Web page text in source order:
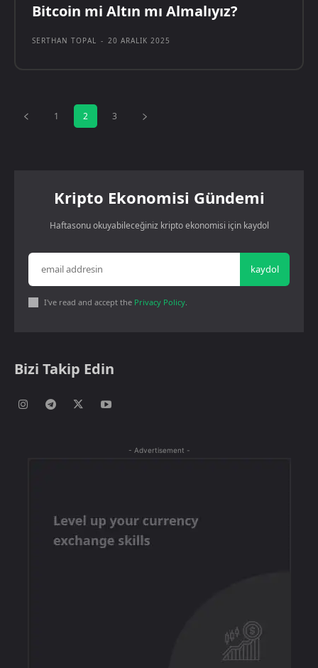
Bitcoin mi Altın mı Almalıyız?
SERTHAN TOPAL - 20 ARALIK 2025
1 2 3
Kripto Ekonomisi Gündemi
Haftasonu okuyabileceğiniz kripto ekonomisi için kaydol
kaydol
I've read and accept the Privacy Policy
Bizi Takip Edin
- Advertisement -